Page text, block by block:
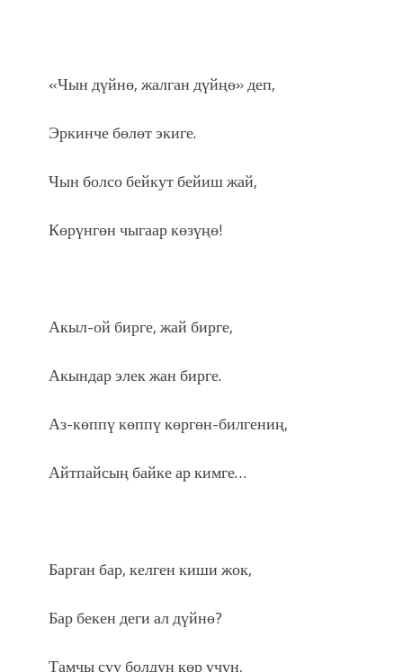
«Чын дүйнө, жалган дүйңө» деп,
Эркинче бөлөт экиге.
Чын болсо бейкут бейиш жай,
Көрүнгөн чыгаар көзүңө!
Акыл-ой бирге, жай бирге,
Акындар элек жан бирге.
Аз-көппү көппү көргөн-билгениң,
Айтпайсың байке ар кимге…
Барган бар, келген киши жок,
Бар бекен деги ал дүйнө?
Тамчы суу болдуң көр үчүн,